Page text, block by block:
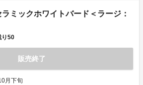
ラミックホワイトバード＜ラージ：
50
販売終了
月下旬